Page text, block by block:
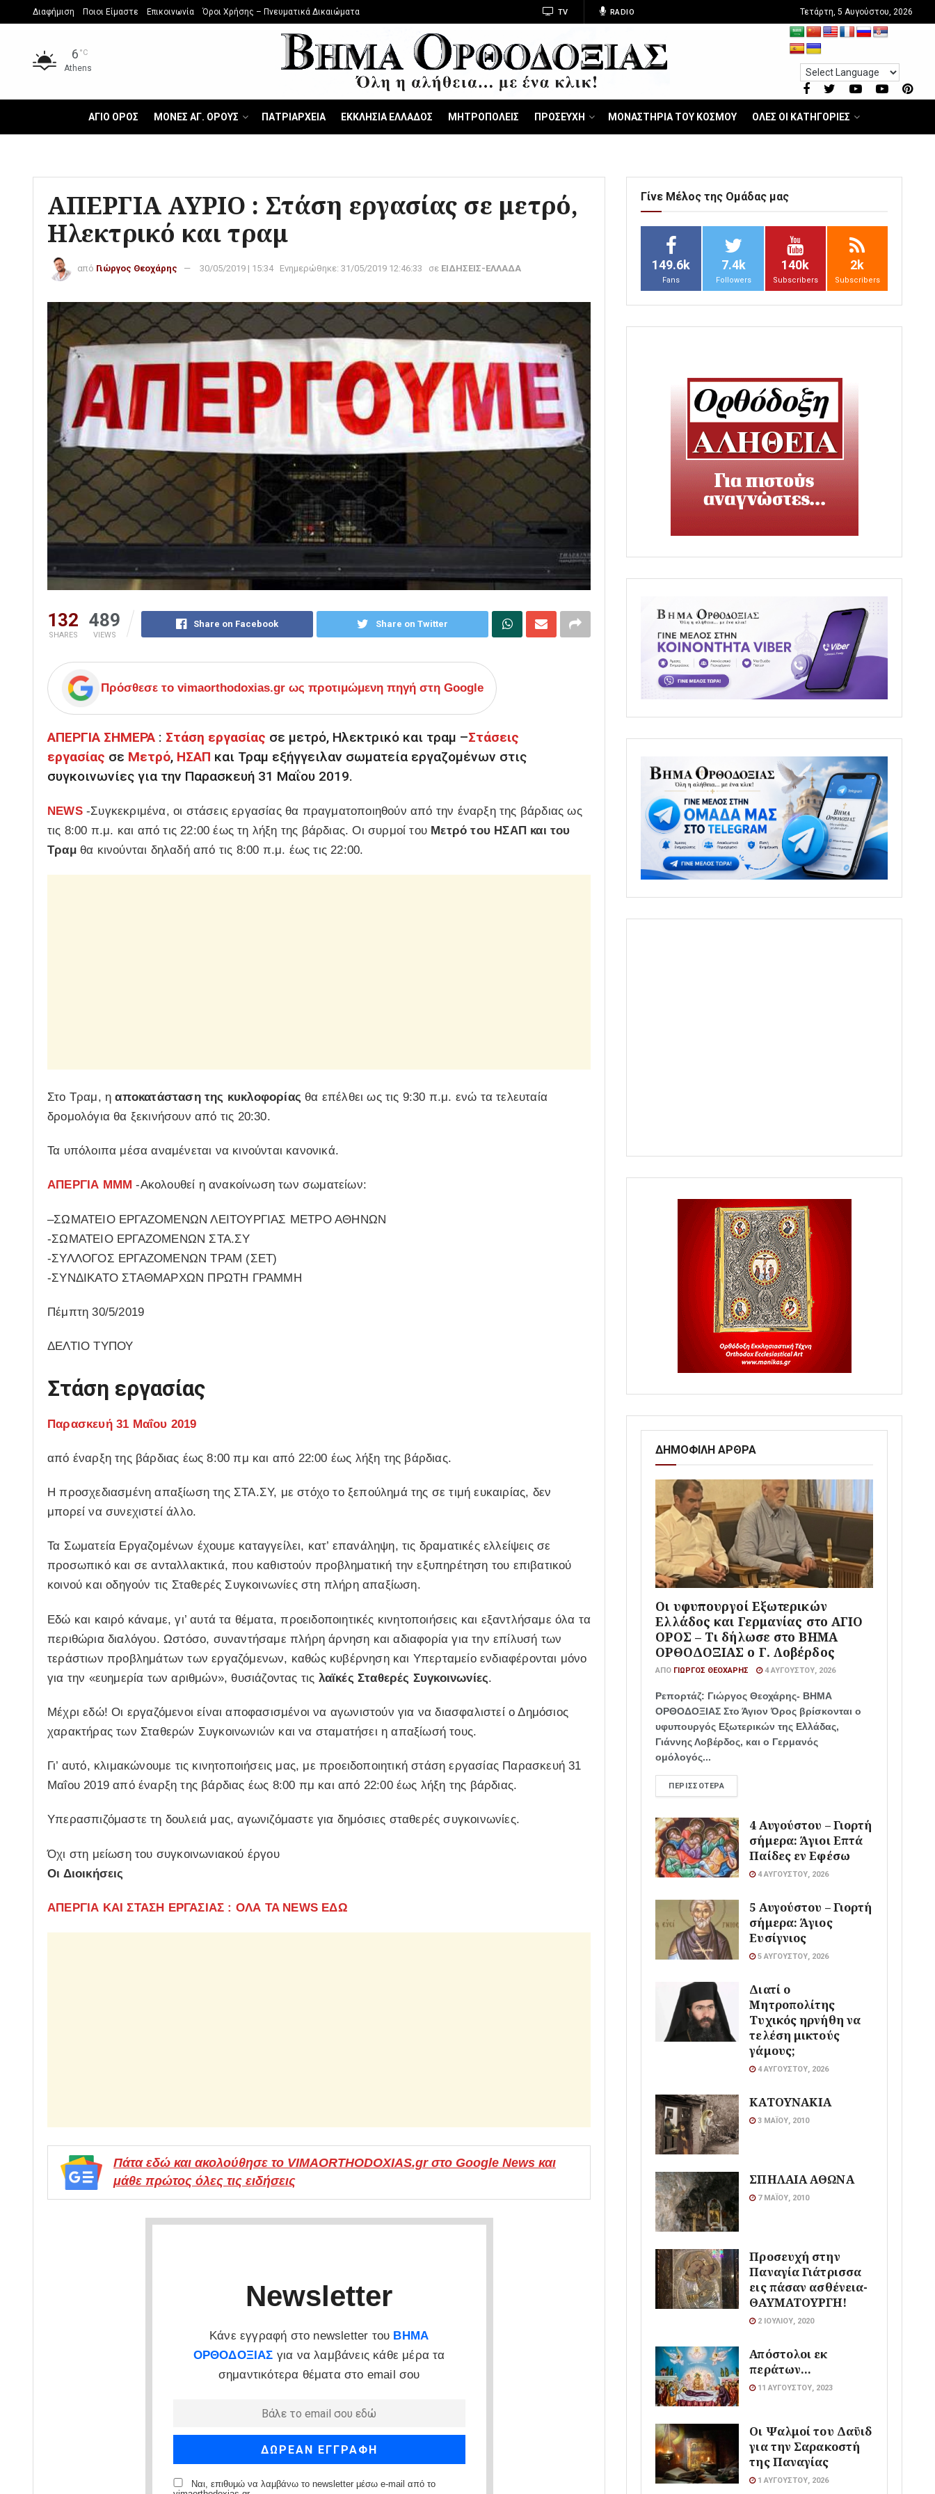
Διαφήμιση Ποιοι Είμαστε Επικοινωνία Όροι Χρήσης – Πνευματικά Δικαιώματα TV RADIO Τετάρτη, 5 Αυγούστου, 2026
6 °C
Athens
ΑΓΙΟ ΟΡΟΣ ΜΟΝΕΣ ΑΓ. ΟΡΟΥΣ ΠΑΤΡΙΑΡΧΕΙΑ ΕΚΚΛΗΣΙΑ ΕΛΛΑΔΟΣ ΜΗΤΡΟΠΟΛΕΙΣ ΠΡΟΣΕΥΧΗ ΜΟΝΑΣΤΗΡΙΑ ΤΟΥ ΚΟΣΜΟΥ ΟΛΕΣ ΟΙ ΚΑΤΗΓΟΡΙΕΣ
ΑΠΕΡΓΙΑ ΑΥΡΙΟ : Στάση εργασίας σε μετρό,
Ηλεκτρικό και τραμ
από Γιώργος Θεοχάρης 30/05/2019 | 15:34 Ενημερώθηκε: 31/05/2019 12:46:33 σε ΕΙΔΗΣΕΙΣ-ΕΛΛΑΔΑ
132
SHARES
489
VIEWS
Share on Facebook Share on Twitter
Πρόσθεσε το vimaorthodoxias.gr ως προτιμώμενη πηγή στη Google
ΑΠΕΡΓΙΑ ΣΗΜΕΡΑ : Στάση εργασίας σε μετρό, Ηλεκτρικό και τραμ –Στάσεις
εργασίας σε Μετρό, ΗΣΑΠ και Τραμ εξήγγειλαν σωματεία εργαζομένων στις
συγκοινωνίες για την Παρασκευή 31 Μαΐου 2019.
NEWS-Συγκεκριμένα, οι στάσεις εργασίας θα πραγματοποιηθούν από την έναρξη της βάρδιας ως
τις 8:00 π.μ. και από τις 22:00 έως τη λήξη της βάρδιας. Οι συρμοί του Μετρό του ΗΣΑΠ και του
Τραμθα κινούνται δηλαδή από τις 8:00 π.μ. έως τις 22:00.
Στο Τραμ, ηαποκατάσταση της κυκλοφορίας θα επέλθει ως τις 9:30 π.μ. ενώ τα τελευταία
δρομολόγια θα ξεκινήσουν από τις 20:30.
Τα υπόλοιπα μέσα αναμένεται να κινούνται κανονικά.
ΑΠΕΡΓΙΑ ΜΜΜ -Ακολουθεί η ανακοίνωση των σωματείων:
–ΣΩΜΑΤΕΙΟ ΕΡΓΑΖΟΜΕΝΩΝ ΛΕΙΤΟΥΡΓΙΑΣ ΜΕΤΡΟ ΑΘΗΝΩΝ
-ΣΩΜΑΤΕΙΟ ΕΡΓΑΖΟΜΕΝΩΝ ΣΤΑ.ΣΥ
-ΣΥΛΛΟΓΟΣ ΕΡΓΑΖΟΜΕΝΩΝ ΤΡΑΜ (ΣΕΤ)
-ΣΥΝΔΙΚΑΤΟ ΣΤΑΘΜΑΡΧΩΝ ΠΡΩΤΗ ΓΡΑΜΜΗ
Πέμπτη 30/5/2019
ΔΕΛΤΙΟ ΤΥΠΟΥ
Στάση εργασίας
Παρασκευή 31 Μαΐου 2019
από έναρξη της βάρδιας έως 8:00 πμ και από 22:00 έως λήξη της βάρδιας.
Η προσχεδιασμένη απαξίωση της ΣΤΑ.ΣΥ, με στόχο το ξεπούλημά της σε τιμή ευκαιρίας, δεν
μπορεί να συνεχιστεί άλλο.
Τα Σωματεία Εργαζομένων έχουμε καταγγείλει, κατ’ επανάληψη, τις δραματικές ελλείψεις σε
προσωπικό και σε ανταλλακτικά, που καθιστούν προβληματική την εξυπηρέτηση του επιβατικού
κοινού και οδηγούν τις Σταθερές Συγκοινωνίες στη πλήρη απαξίωση.
Εδώ και καιρό κάναμε, γι’ αυτά τα θέματα, προειδοποιητικές κινητοποιήσεις και εξαντλήσαμε όλα τα
περιθώρια διαλόγου. Ωστόσο, συναντήσαμε πλήρη άρνηση και αδιαφορία για την επίλυσή των
τεράστιων προβλημάτων των εργαζόμενων, καθώς κυβέρνηση και Υπερταμείο ενδιαφέρονται μόνο
για την «ευημερία των αριθμών», θυσιάζοντας τις λαϊκές Σταθερές Συγκοινωνίες.
Μέχρι εδώ! Οι εργαζόμενοι είναι αποφασισμένοι να αγωνιστούν για να διασφαλιστεί ο Δημόσιος
χαρακτήρας των Σταθερών Συγκοινωνιών και να σταματήσει η απαξίωσή τους.
Γι’ αυτό, κλιμακώνουμε τις κινητοποιήσεις μας, με προειδοποιητική στάση εργασίας Παρασκευή 31
Μαΐου 2019 από έναρξη της βάρδιας έως 8:00 πμ και από 22:00 έως λήξη της βάρδιας.
Υπερασπιζόμαστε τη δουλειά μας, αγωνιζόμαστε για δημόσιες σταθερές συγκοινωνίες.
Όχι στη μείωση του συγκοινωνιακού έργου
Οι Διοικήσεις
ΑΠΕΡΓΙΑ ΚΑΙ ΣΤΑΣΗ ΕΡΓΑΣΙΑΣ : ΟΛΑ TA NEWS ΕΔΩ
Πάτα εδώ και ακολούθησε το VIMAORTHODOXIAS.gr στο Google News και
μάθε πρώτος όλες τις ειδήσεις
Newsletter
Κάνε εγγραφή στο newsletter του ΒΗΜΑ
ΟΡΘΟΔΟΞΙΑΣ για να λαμβάνεις κάθε μέρα τα
σημαντικότερα θέματα στο email σου
Ναι, επιθυμώ να λαμβάνω το newsletter μέσω e-mail από το
Γίνε Μέλος της Ομάδας μας
149.6k
Fans
7.4k
Followers
140k
Subscribers
2k
Subscribers
ΔΗΜΟΦΙΛΗ ΑΡΘΡΑ
Οι υφυπουργοί Εξωτερικών
Ελλάδος και Γερμανίας στο ΑΓΙΟ
ΟΡΟΣ – Τι δήλωσε στο ΒΗΜΑ
ΟΡΘΟΔΟΞΙΑΣ ο Γ. Λοβέρδος
ΑΠΌ ΓΙΏΡΓΟΣ ΘΕΟΧΆΡΗΣ 4 ΑΥΓΟΎΣΤΟΥ, 2026
Ρεπορτάζ: Γιώργος Θεοχάρης- ΒΗΜΑ
ΟΡΘΟΔΟΞΙΑΣ Στο Άγιον Όρος βρίσκονται ο
υφυπουργός Εξωτερικών της Ελλάδας,
Γιάννης Λοβέρδος, και ο Γερμανός
ομόλογός...
ΠΕΡΙΣΣΌΤΕΡΑ
4 Αυγούστου – Γιορτή
σήμερα: Άγιοι Επτά
Παίδες εν Εφέσω
4 ΑΥΓΟΎΣΤΟΥ, 2026
5 Αυγούστου – Γιορτή
σήμερα: Άγιος
Ευσίγνιος
5 ΑΥΓΟΎΣΤΟΥ, 2026
Διατί ο
Μητροπολίτης
Τυχικός ηρνήθη να
τελέση μικτούς
γάμους;
4 ΑΥΓΟΎΣΤΟΥ, 2026
ΚΑΤΟΥΝΑΚΙΑ
3 ΜΑΪ́ΟΥ, 2010
ΣΠΗΛΑΙΑ ΑΘΩΝΑ
7 ΜΑΪ́ΟΥ, 2010
Προσευχή στην
Παναγία Γιάτρισσα
εις πάσαν ασθένεια-
ΘΑΥΜΑΤΟΥΡΓΗ!
2 ΙΟΥΛΊΟΥ, 2020
Απόστολοι εκ
περάτων…
11 ΑΥΓΟΎΣΤΟΥ, 2023
Οι Ψαλμοί του Δαϋιδ
για την Σαρακοστή
της Παναγίας
1 ΑΥΓΟΎΣΤΟΥ, 2026